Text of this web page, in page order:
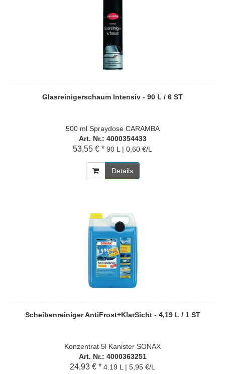
Glasreinigerschaum Intensiv - 90 L / 6 ST
500 ml Spraydose CARAMBA
Art. Nr.: 4000354433
53,55 € * 90 L | 0,60 €/L
Details
Scheibenreiniger AntiFrost+KlarSicht - 4,19 L / 1 ST
Konzentrat 5l Kanister SONAX
Art. Nr.: 4000363251
24,93 € * 4.19 L | 5,95 €/L